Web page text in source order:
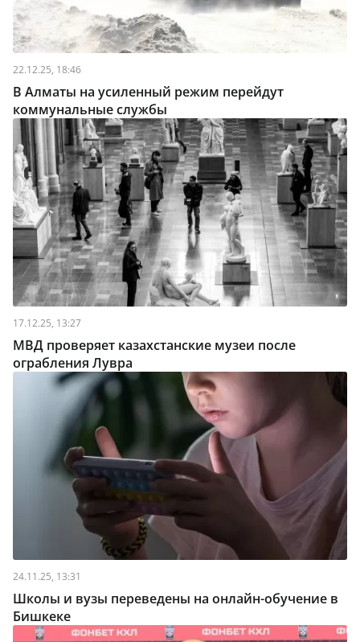
22.12.25, 18:46
В Алматы на усиленный режим перейдут
коммунальные службы
17.12.25, 13:27
МВД проверяет казахстанские музеи после
ограбления Лувра
24.11.25, 13:31
Школы и вузы переведены на онлайн-обучение в
Бишкеке